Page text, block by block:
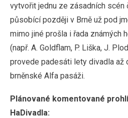
vytvořit jednu ze zásadních scén
působící později v Brně už pod
mimo jiné prošla i řada známých
(např. A. Goldflam, P. Liška, J.
provede padesáti lety divadla až
brněnské Alfa pasáži.
Plánované komentované
HaDivadla: